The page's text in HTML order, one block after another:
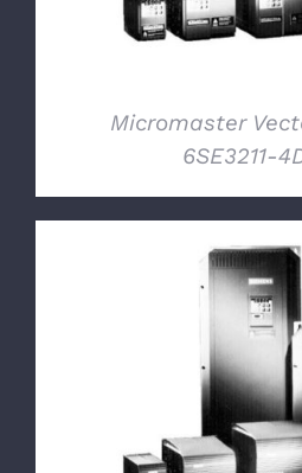
Micromaster
6SE3211-